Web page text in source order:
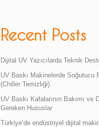
Recent Posts
Dijital UV Yazıcılarda Teknik
UV Baskı Makinelerde Soğutucu
(Chiller Temizliği)
UV Baskı Kafalarının Bakımı ve
Gereken Hususlar
Türkiye’de endüstriyel dijital